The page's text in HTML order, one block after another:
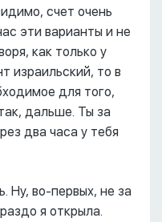
счет очень
эти варианты и не
как только у
израильский, то в
для того,
дальше. Ты за
два часа у тебя
Ну, во-первых, не за
я открыла.